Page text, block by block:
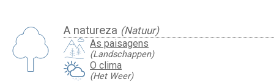
A natureza (Natuur)
As paisagens
(Landschappen)
O clima
(Het Weer)